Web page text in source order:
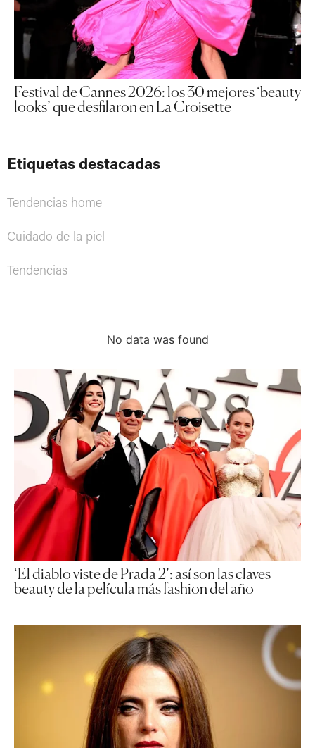
Festival de Cannes 2026: los 30 mejores ‘beauty
looks’ que desfilaron en La Croisette
Etiquetas destacadas
Tendencias home
Cuidado de la piel
Tendencias
No data was found
‘El diablo viste de Prada 2’: así son las claves
beauty de la película más fashion del año